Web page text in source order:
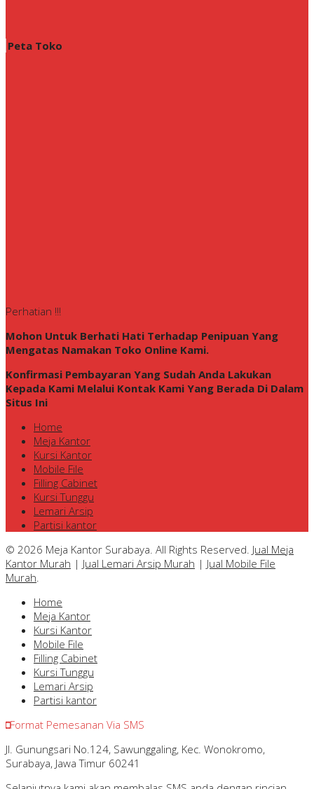
Peta Toko
Perhatian !!!
Mohon Untuk Berhati Hati Terhadap Penipuan Yang
Mengatas Namakan Toko Online Kami.
Konfirmasi Pembayaran Yang Sudah Anda Lakukan
Kepada Kami Melalui Kontak Kami Yang Berada Di Dalam
Situs Ini
Home
Meja Kantor
Kursi Kantor
Mobile File
Filling Cabinet
Kursi Tunggu
Lemari Arsip
Partisi kantor
© 2026 Meja Kantor Surabaya. All Rights Reserved. Jual Meja
Kantor Murah | Jual Lemari Arsip Murah | Jual Mobile File
Murah
Home
Meja Kantor
Kursi Kantor
Mobile File
Filling Cabinet
Kursi Tunggu
Lemari Arsip
Partisi kantor
Format Pemesanan Via SMS
Jl. Gunungsari No.124, Sawunggaling, Kec. Wonokromo,
Surabaya, Jawa Timur 60241